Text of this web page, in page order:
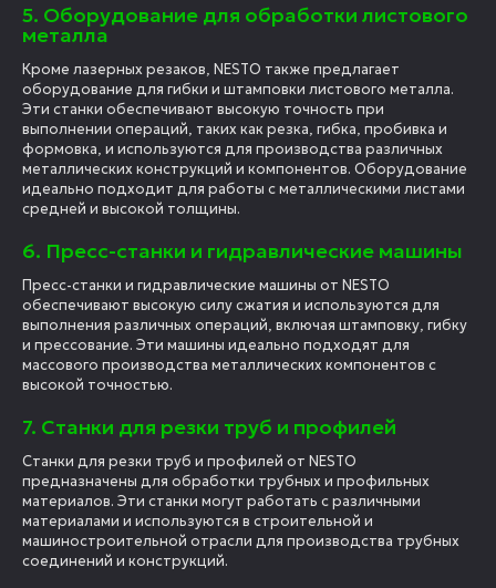
5. Оборудование для обработки листового
металла
Кроме лазерных резаков, NESTO также предлагает
оборудование для гибки и штамповки листового металла.
Эти станки обеспечивают высокую точность при
выполнении операций, таких как резка, гибка, пробивка и
формовка, и используются для производства различных
металлических конструкций и компонентов. Оборудование
идеально подходит для работы с металлическими листами
средней и высокой толщины.
6. Пресс-станки и гидравлические машины
Пресс-станки и гидравлические машины от NESTO
обеспечивают высокую силу сжатия и используются для
выполнения различных операций, включая штамповку, гибку
и прессование. Эти машины идеально подходят для
массового производства металлических компонентов с
высокой точностью.
7. Станки для резки труб и профилей
Станки для резки труб и профилей от NESTO
предназначены для обработки трубных и профильных
материалов. Эти станки могут работать с различными
материалами и используются в строительной и
машиностроительной отрасли для производства трубных
соединений и конструкций.